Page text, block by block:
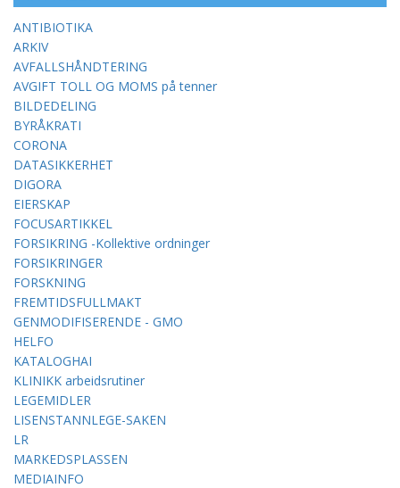
ANTIBIOTIKA
ARKIV
AVFALLSHÅNDTERING
AVGIFT TOLL OG MOMS på tenner
BILDEDELING
BYRÅKRATI
CORONA
DATASIKKERHET
DIGORA
EIERSKAP
FOCUSARTIKKEL
FORSIKRING -Kollektive ordninger
FORSIKRINGER
FORSKNING
FREMTIDSFULLMAKT
GENMODIFISERENDE - GMO
HELFO
KATALOGHAI
KLINIKK arbeidsrutiner
LEGEMIDLER
LISENSTANNLEGE-SAKEN
LR
MARKEDSPLASSEN
MEDIAINFO